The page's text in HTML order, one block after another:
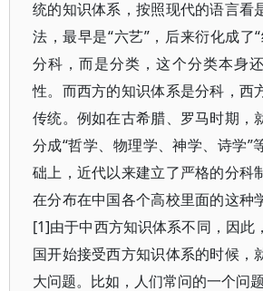
统的知识体系，按照现代的语言看
法，最早是“六艺”，后来衍化成了
分科，而是分类，这个分类本身
性。而西方的知识体系是分科，西
传统。例如在古希腊、罗马时期，
分成“哲学、物理学、神学、诗学”
础上，近代以来建立了严格的分科
在分布在中国各个高校里面的这种
[1]由于中西方知识体系不同，因此
国开始接受西方知识体系的时候，
大问题。比如，人们常问的一个问